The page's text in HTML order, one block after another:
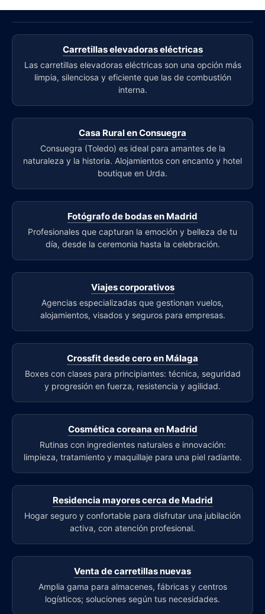
Carretillas elevadoras eléctricas
Las carretillas elevadoras eléctricas son una opción más
limpia, silenciosa y eficiente que las de combustión
interna.
Casa Rural en Consuegra
Consuegra (Toledo) es ideal para amantes de la
naturaleza y la historia. Alojamientos con encanto y hotel
boutique en Urda.
Fotógrafo de bodas en Madrid
Profesionales que capturan la emoción y belleza de tu
día, desde la ceremonia hasta la celebración.
Viajes corporativos
Agencias especializadas que gestionan vuelos,
alojamientos, visados y seguros para empresas.
Crossfit desde cero en Málaga
Boxes con clases para principiantes: técnica, seguridad
y progresión en fuerza, resistencia y agilidad.
Cosmética coreana en Madrid
Rutinas con ingredientes naturales e innovación:
limpieza, tratamiento y maquillaje para una piel radiante.
Residencia mayores cerca de Madrid
Hogar seguro y confortable para disfrutar una jubilación
activa, con atención profesional.
Venta de carretillas nuevas
Amplia gama para almacenes, fábricas y centros
logísticos; soluciones según tus necesidades.